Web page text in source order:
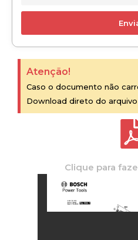
Atenção!
Caso o documento não
Download direto do
Clique para